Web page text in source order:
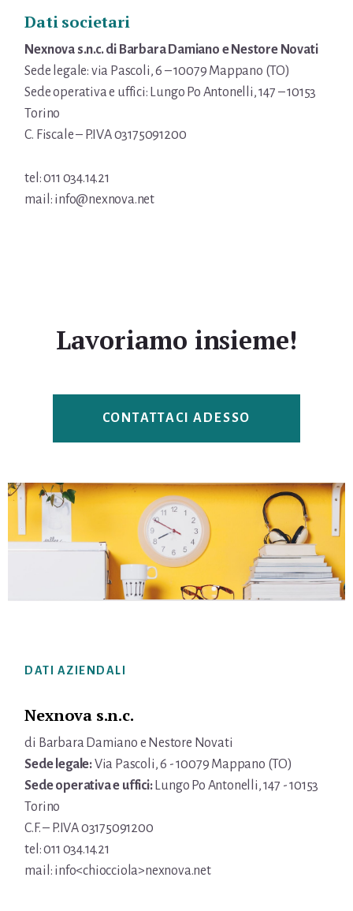
Dati societari
Nexnova s.n.c. di Barbara Damiano e Nestore Novati
Sede legale: via Pascoli, 6 – 10079 Mappano (TO)
Sede operativa e uffici: Lungo Po Antonelli, 147 – 10153
Torino
C. Fiscale – P.IVA 03175091200
tel: 011 034.14.21
mail: info@nexnova.net
Lavoriamo insieme!
CONTATTACI ADESSO
DATI AZIENDALI
Nexnova s.n.c.
di Barbara Damiano e Nestore Novati
Sede legale:Via Pascoli, 6 - 10079 Mappano (TO)
Sede operativa e uffici:Lungo Po Antonelli, 147 - 10153
Torino
C.F. – P.IVA 03175091200
tel: 011 034.14.21
mail: info<chiocciola>nexnova.net